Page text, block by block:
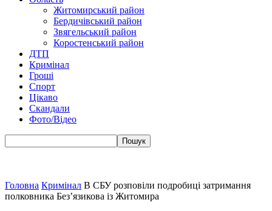
Житомирський район
Бердичівський район
Звягельський район
Коростенський район
ДТП
Кримінал
Гроші
Спорт
Цікаво
Скандали
Фото/Відео
Головна Кримінал В СБУ розповіли подробиці затримання
полковника Без’язикова із Житомира